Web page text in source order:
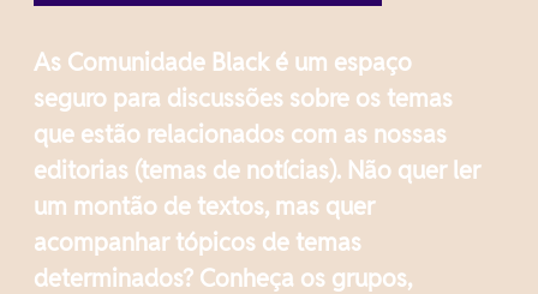
As Comunidade Black é um espaço
seguro para discussões sobre os temas
que estão relacionados com as nossas
editorias (temas de notícias). Não quer ler
um montão de textos, mas quer
acompanhar tópicos de temas
determinados? Conheça os grupos,